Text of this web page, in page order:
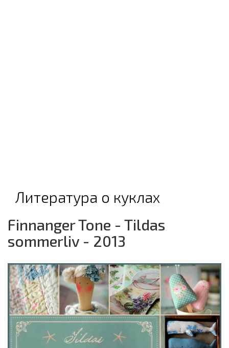
Литература о куклах
Finnanger Tone - Tildas
sommerliv - 2013